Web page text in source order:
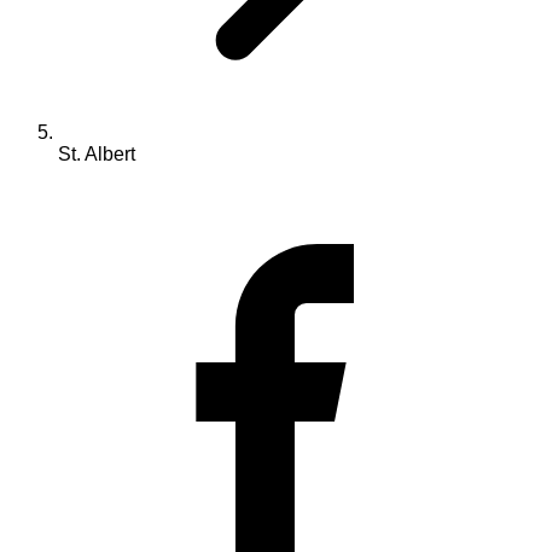
St. Albert